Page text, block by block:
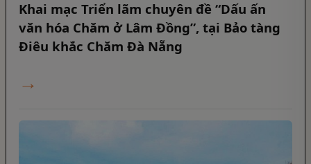
Khai mạc Triển lãm chuyên đề “Dấu ấn
văn hóa Chăm ở Lâm Đồng”, tại Bảo tàng
Điêu khắc Chăm Đà Nẵng
→